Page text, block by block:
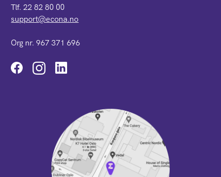
Tlf. 22 82 80 00
support@econa.no
Org nr. 967 371 696
Instagram